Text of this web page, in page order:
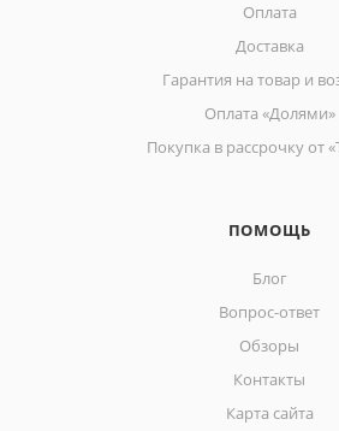
Оплата
Доставка
Гарантия на товар и
Оплата «Долями»
Покупка в рассрочку от
ПОМОЩЬ
Блог
Вопрос-ответ
Обзоры
Контакты
Карта сайта